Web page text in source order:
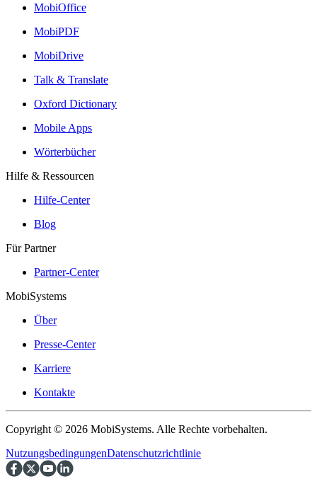
MobiOffice
MobiPDF
MobiDrive
Talk & Translate
Oxford Dictionary
Mobile Apps
Wörterbücher
Hilfe & Ressourcen
Hilfe-Center
Blog
Für Partner
Partner-Center
MobiSystems
Über
Presse-Center
Karriere
Kontakte
Copyright © 2026 MobiSystems. Alle Rechte vorbehalten.
NutzungsbedingungenDatenschutzrichtlinie